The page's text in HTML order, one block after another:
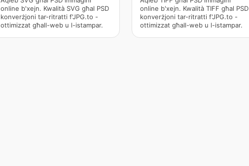
online b'xejn. Kwalità SVG għal PSD
konverżjoni tar-ritratti f'JPG.to -
ottimizzat għall-web u l-istampar.
online b'xejn. Kwalità TIFF għal PSD
konverżjoni tar-ritratti f'JPG.to -
ottimizzat għall-web u l-istampar.